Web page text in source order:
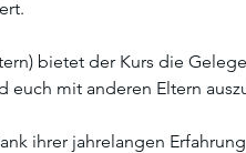
bietet der Kurs die
euch mit anderen Eltern
ihrer jahrelangen